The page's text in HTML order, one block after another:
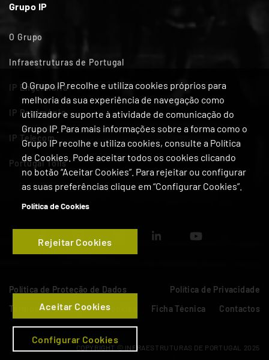
O Grupo IP recolhe e utiliza cookies próprios para
melhoria da sua experiência de navegação como
utilizador e suporte à atividade de comunicação do
Grupo IP. Para mais informações sobre a forma como o
Grupo IP recolhe e utiliza cookies, consulte a Política
de Cookies. Pode aceitar todos os cookies clicando
no botão “Aceitar Cookies”. Para rejeitar ou configurar
as suas preferências clique em “Configurar Cookies”.
Política de Cookies
Configurar Cookies
Rejeitar Cookies
Aceitar Cookies
Grupo IP
O Grupo
Infraestruturas de Portugal
IP Engenharia
IP Património
IP Telecom
Portugal Tolls
Política de Proteção de Dados
Política de Privacidade
Termos de Utilização
Cookies Ficha Técnica Contactos
COPYRIGHT © INFRAESTRUTURAS DE PORTUGAL 2025